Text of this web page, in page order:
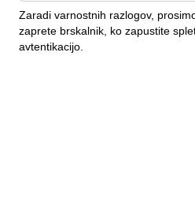
Zaradi varnostnih razlogov,
zaprete brskalnik, ko zapustite
avtentikacijo.